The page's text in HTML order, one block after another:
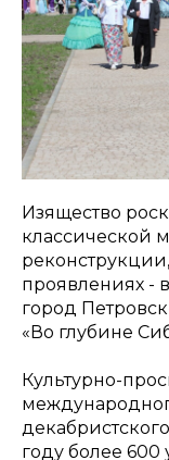
Изящество
классической
проявлениях -
город
«Во глубине
Культурно-
году более 600